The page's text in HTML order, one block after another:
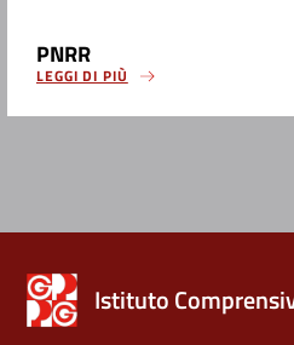
PNRR
LEGGI DI PIÙ
Istituto